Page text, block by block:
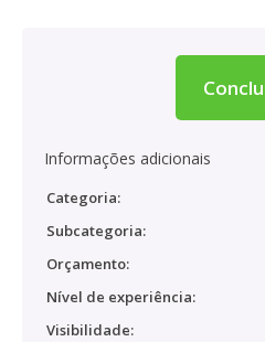
Informações adicionais
Categoria:
Subcategoria:
Orçamento:
Nível de experiência:
Visibilidade: